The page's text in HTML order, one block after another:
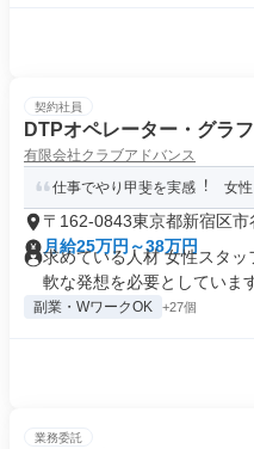
契約社員
DTPオペレーター・グラ
有限会社クラブアドバンス
仕事でやり甲斐を実感︕ 女性
〒162-0843東京都新宿区市
月給25万円～38万円
求めている人材 女性スタ
軟な発想を必要としていま
副業・WワークOK +27個
業務委託